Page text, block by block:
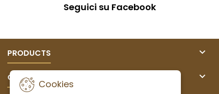
Seguici su Facebook
PRODUCTS 
OUR COMPANY 
Cookies